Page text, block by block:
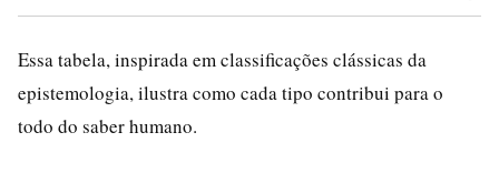
Essa tabela, inspirada em classificações clássicas da
epistemologia, ilustra como cada tipo contribui para o
todo do saber humano.